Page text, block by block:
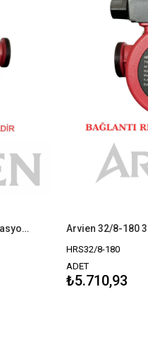
Arvien 25/8-180 3 kademeli sirkülasyon pompası
HRS32/8-180
ADET
₺5.710,93